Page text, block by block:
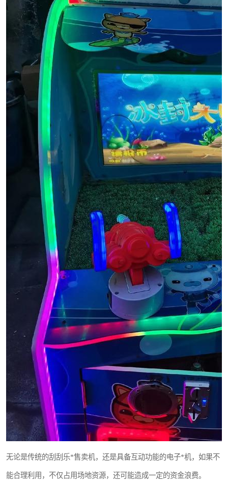
无论是传统的刮刮乐*售卖机，还是具备互动功能的电子*机，如果不
能合理利用，不仅占用场地资源，还可能造成一定的资金浪费。